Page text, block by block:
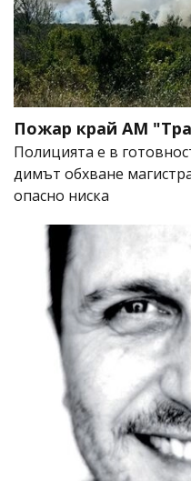
Пожар край АМ
Полицията е в
димът обхване
опасно ниска